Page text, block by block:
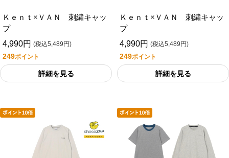
Ｋｅｎｔ×ＶＡＮ 刺繍キャッ
プ
4,990円 (税込5,489円)
249ポイント
詳細を見る
Ｋｅｎｔ×ＶＡＮ 刺繍キャッ
プ
4,990円 (税込5,489円)
249ポイント
詳細を見る